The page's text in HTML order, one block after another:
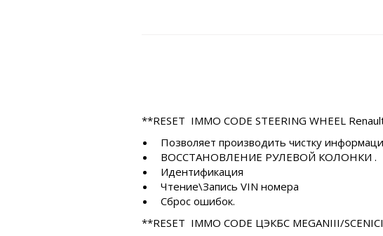
**RESET IMMO CODE STEERING WHEEL
Позволяет производить чистку
ВОССТАНОВЛЕНИЕ РУЛЕВОЙ КОЛОНКИ .
Идентификация
Чтение\Запись VIN номера
Сброс ошибок.
**RESET IMMO CODE ЦЭКБС MEGANIII/